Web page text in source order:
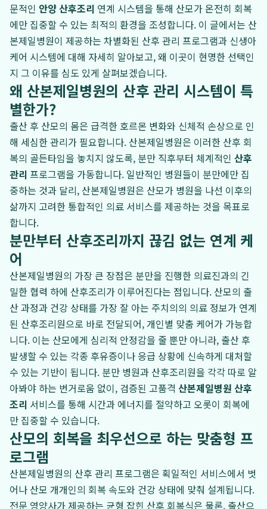
문적인 안양 산후조리 연계 시스템을 통해 산모가 온전히 회복
에만 집중할 수 있는 최적의 환경을 조성합니다. 이 글에서는 산
본제일병원이 제공하는 차별화된 산후 관리 프로그램과 신생아
케어 시스템에 대해 자세히 알아보고, 왜 이곳이 현명한 선택인
지 그 이유를 심도 있게 살펴보겠습니다.
왜 산본제일병원의 산후 관리 시스템이 특
별한가?
출산 후 산모의 몸은 급격한 호르몬 변화와 신체적 손상으로 인
해 세심한 관리가 필요합니다. 산본제일병원은 이러한 산후 회
복의 골든타임을 놓치지 않도록, 분만 직후부터 체계적인 산후
관리 프로그램을 가동합니다. 일반적인 병원들이 분만에만 집
중하는 것과 달리, 산본제일병원은 산모가 병원을 나선 이후의
삶까지 고려한 통합적인 의료 서비스를 제공하는 것을 목표로
합니다.
분만부터 산후조리까지 끊김 없는 연계 케
어
산본제일병원의 가장 큰 장점은 분만을 진행한 의료진과의 긴
밀한 협력 하에 산후조리가 이루어진다는 점입니다. 산모의 출
산 과정과 건강 상태를 가장 잘 아는 주치의의 의료 정보가 연계
된 산후조리원으로 바로 전달되어, 개인별 맞춤 케어가 가능합
니다. 이는 산모에게 심리적 안정감을 줄 뿐만 아니라, 출산 후
발생할 수 있는 각종 후유증이나 응급 상황에 신속하게 대처할
수 있는 기반이 됩니다. 분만 병원과 산후조리원을 각각 따로 알
아봐야 하는 번거로움 없이, 검증된 고품격 산본제일병원 산후
조리 서비스를 통해 시간과 에너지를 절약하고 오롯이 회복에
만 집중할 수 있습니다.
산모의 회복을 최우선으로 하는 맞춤형 프
로그램
산본제일병원의 산후 관리 프로그램은 획일적인 서비스에서 벗
어나 산모 개개인의 회복 속도와 건강 상태에 맞춰 설계됩니다.
전문 영양사가 제공하는 균형 잡힌 산후 회복식은 물론, 출산으